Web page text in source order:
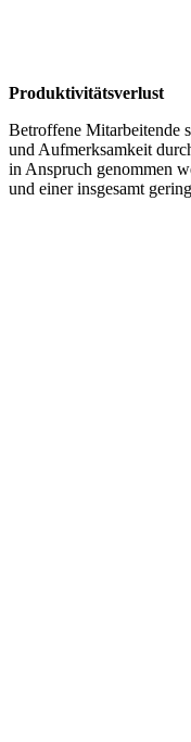
Produktivitätsverlust
Betroffene Mitarbeitende
und Aufmerksamkeit
in Anspruch genommen
und einer insgesamt